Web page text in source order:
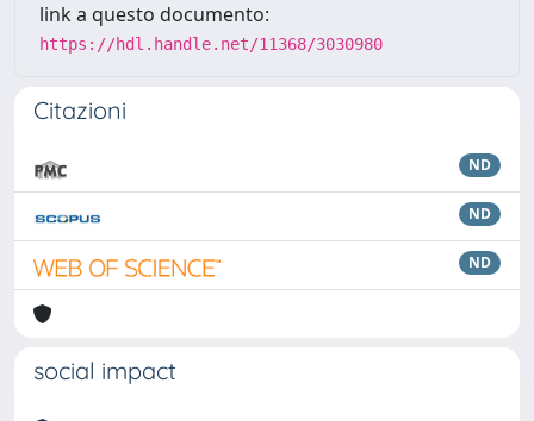
link a questo documento:
https://hdl.handle.net/11368/3030980
Citazioni
ND
ND
ND
social impact